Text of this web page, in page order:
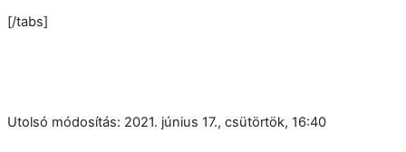
[/tabs]
Utolsó módosítás: 2021. június 17., csütörtök, 16:40